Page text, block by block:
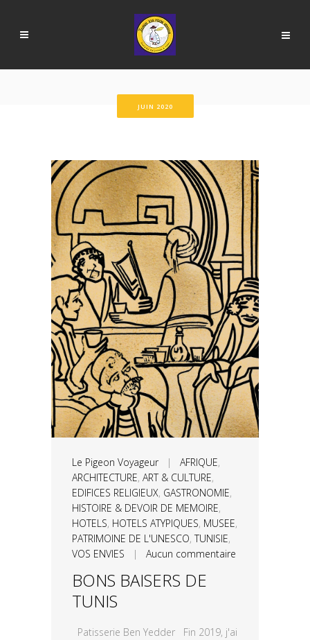
JUIN 2020
Le Pigeon Voyageur| AFRIQUE,
ARCHITECTURE, ART & CULTURE,
EDIFICES RELIGIEUX, GASTRONOMIE,
HISTOIRE & DEVOIR DE MEMOIRE,
HOTELS, HOTELS ATYPIQUES, MUSEE,
PATRIMOINE DE L'UNESCO,TUNISIE,
VOS ENVIES | Aucun commentaire
BONS BAISERS DE
TUNIS
Patisserie Ben Yedder Fin 2019, j'ai